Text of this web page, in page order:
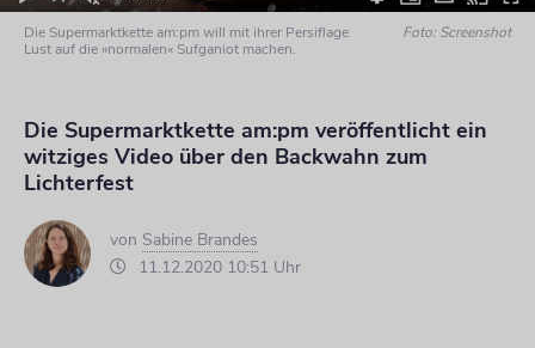
Die Supermarktkette am:pm will mit ihrer Persiflage
Lust auf die »normalen« Sufganiot machen.
Foto: Screenshot
Die Supermarktkette am:pm veröffentlicht ein
witziges Video über den Backwahn zum
Lichterfest
von Sabine Brandes
11.12.2020 10:51 Uhr